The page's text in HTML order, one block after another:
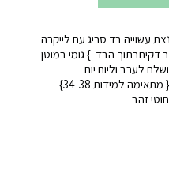
עשוייה בד סריג עם לייקרה
דקיםבתוך הבד } גומי במוטן
לערב וליום יום
זהב